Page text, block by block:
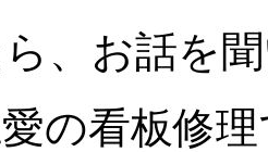
、お話を
の看板修